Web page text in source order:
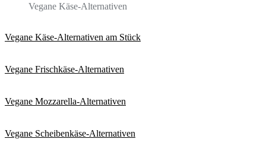
Vegane Käse-Alternativen
Vegane Käse-Alternativen am Stück
Vegane Frischkäse-Alternativen
Vegane Mozzarella-Alternativen
Vegane Scheibenkäse-Alternativen